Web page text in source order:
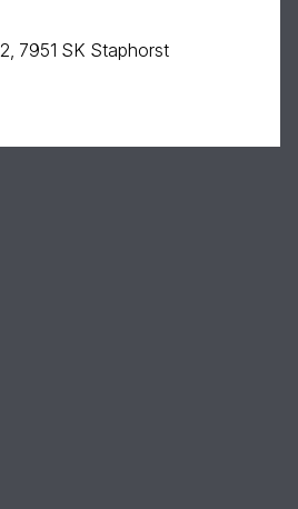
7951 SK Staphorst